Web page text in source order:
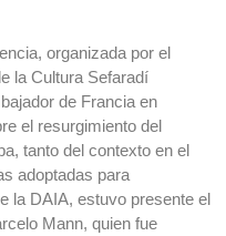
organizada por el
la Cultura Sefaradí
de Francia en
el resurgimiento del
tanto del contexto en el
adoptadas para
la DAIA, estuvo presente el
Mann, quien fue